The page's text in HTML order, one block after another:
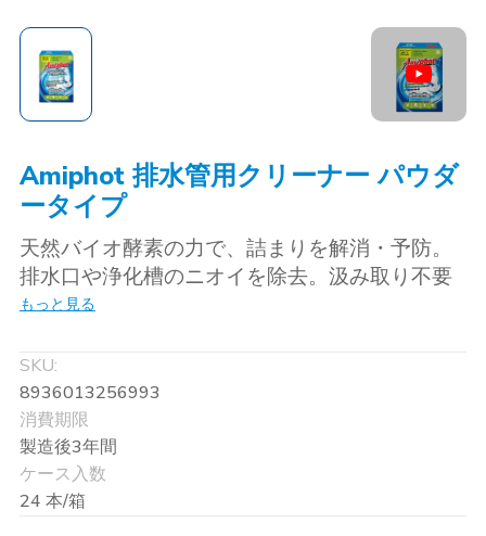
Amiphot 排水管用クリーナー パウダ
ータイプ
天然バイオ酵素の力で、詰まりを解消・予防。
排水口や浄化槽のニオイを除去。汲み取り不要
にするため、3～6か月に1回の使用を推奨。効
もっと見る
SKU:
8936013256993
消費期限
製造後3年間
ケース入数
24 本/箱